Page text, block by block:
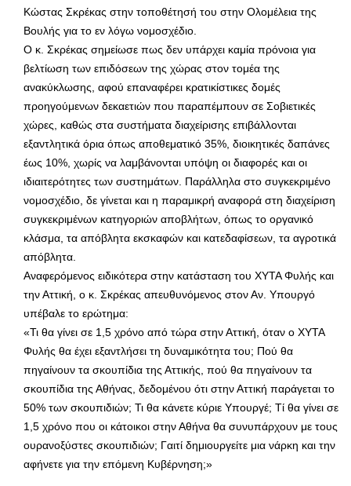
Κώστας Σκρέκας στην τοποθέτησή του στην Ολομέλεια της
Βουλής για το εν λόγω νομοσχέδιο.
Ο κ. Σκρέκας σημείωσε πως δεν υπάρχει καμία πρόνοια για
βελτίωση των επιδόσεων της χώρας στον τομέα της
ανακύκλωσης, αφού επαναφέρει κρατικίστικες δομές
προηγούμενων δεκαετιών που παραπέμπουν σε Σοβιετικές
χώρες, καθώς στα συστήματα διαχείρισης επιβάλλονται
εξαντλητικά όρια όπως αποθεματικό 35%, διοικητικές δαπάνες
έως 10%, χωρίς να λαμβάνονται υπόψη οι διαφορές και οι
ιδιαιτερότητες των συστημάτων. Παράλληλα στο συγκεκριμένο
νομοσχέδιο, δε γίνεται και η παραμικρή αναφορά στη διαχείριση
συγκεκριμένων κατηγοριών αποβλήτων, όπως το οργανικό
κλάσμα, τα απόβλητα εκσκαφών και κατεδαφίσεων, τα αγροτικά
απόβλητα.
Αναφερόμενος ειδικότερα στην κατάσταση του ΧΥΤΑ Φυλής και
την Αττική, ο κ. Σκρέκας απευθυνόμενος στον Αν. Υπουργό
υπέβαλε το ερώτημα:
«Τι θα γίνει σε 1,5 χρόνο από τώρα στην Αττική, όταν ο ΧΥΤΑ
Φυλής θα έχει εξαντλήσει τη δυναμικότητα του; Πού θα
πηγαίνουν τα σκουπίδια της Αττικής, πού θα πηγαίνουν τα
σκουπίδια της Αθήνας, δεδομένου ότι στην Αττική παράγεται το
50% των σκουπιδιών; Τι θα κάνετε κύριε Υπουργέ; Τί θα γίνει σε
1,5 χρόνο που οι κάτοικοι στην Αθήνα θα συνυπάρχουν με τους
ουρανοξύστες σκουπιδιών; Γαιτί δημιουργείτε μια νάρκη και την
αφήνετε για την επόμενη Κυβέρνηση;»